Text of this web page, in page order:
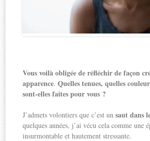
Vous voilà obligée de réfléchir de façon
apparence.Quelles tenues, quelles
sont-elles faites pour vous ?
J’admets volontiers que c’est unsaut dans
quelques années, j’ai vécu cela comme une
insurmontable et hautement stressante.